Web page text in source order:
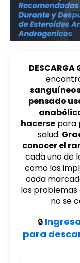
DESCARGA
pensado
hacersepara
salud.
conocer el
cada uno de
como las
cada
los problemas
no se
🔒
para